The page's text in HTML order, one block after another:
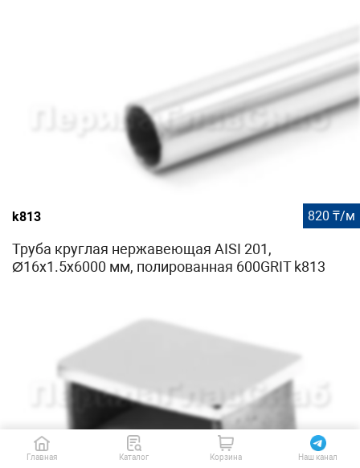
k813 820 ₸/м
Труба круглая нержавеющая AISI 201,
Ø16х1.5х6000 мм, полированная 600GRIT k813
Главная Каталог Корзина Наш канал